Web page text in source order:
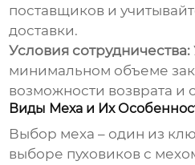
поставщиков и
доставки.
Условия сотрудничества:
минимальном объеме
возможности возврата и
Виды Меха и Их
Выбор меха – один из
выборе пуховиков с